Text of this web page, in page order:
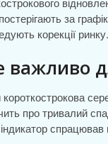
за
корекції ринку.
важливо
про тривалий